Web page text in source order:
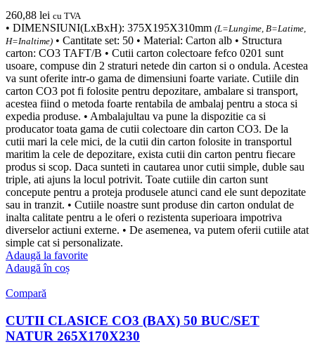
260,88 lei cu TVA
• DIMENSIUNI(LxBxH): 375X195X310mm (L=Lungime, B=Latime,
H=Inaltime) • Cantitate set: 50 • Material: Carton alb • Structura
carton: CO3 TAFT/B • Cutii carton colectoare fefco 0201 sunt
usoare, compuse din 2 straturi netede din carton si o ondula. Acestea
va sunt oferite intr-o gama de dimensiuni foarte variate. Cutiile din
carton CO3 pot fi folosite pentru depozitare, ambalare si transport,
acestea fiind o metoda foarte rentabila de ambalaj pentru a stoca si
expedia produse. • Ambalajultau va pune la dispozitie ca si
producator toata gama de cutii colectoare din carton CO3. De la
cutii mari la cele mici, de la cutii din carton folosite in transportul
maritim la cele de depozitare, exista cutii din carton pentru fiecare
produs si scop. Daca sunteti in cautarea unor cutii simple, duble sau
triple, ati ajuns la locul potrivit. Toate cutiile din carton sunt
concepute pentru a proteja produsele atunci cand ele sunt depozitate
sau in tranzit. • Cutiile noastre sunt produse din carton ondulat de
inalta calitate pentru a le oferi o rezistenta superioara impotriva
diverselor actiuni externe. • De asemenea, va putem oferii cutiile atat
simple cat si personalizate.
Adaugă la favorite
Adaugă în coș
Compară
CUTII CLASICE CO3 (BAX) 50 BUC/SET
NATUR 265X170X230